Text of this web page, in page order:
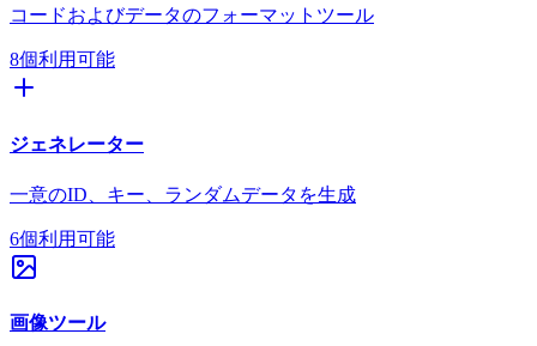
コードおよびデータのフォーマットツール
8個利用可能
ジェネレーター
一意のID、キー、ランダムデータを生成
6個利用可能
画像ツール